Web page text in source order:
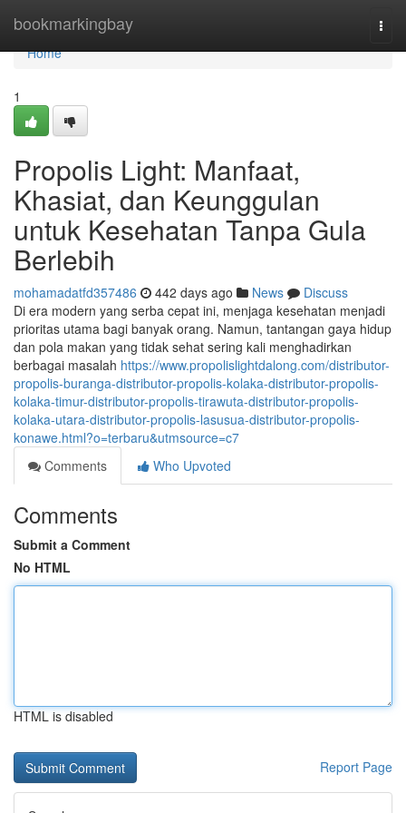
bookmarkingbay
Home
Home
1
Propolis Light: Manfaat,
Khasiat, dan Keunggulan
untuk Kesehatan Tanpa Gula
Berlebih
mohamadatfd357486 442 days ago News
Discuss
Di era modern yang serba cepat ini, menjaga kesehatan menjadi
prioritas utama bagi banyak orang. Namun, tantangan gaya hidup
dan pola makan yang tidak sehat sering kali menghadirkan
berbagai masalah https://www.propolislightdalong.com/distributor-
propolis-buranga-distributor-propolis-kolaka-distributor-propolis-
kolaka-timur-distributor-propolis-tirawuta-distributor-propolis-
kolaka-utara-distributor-propolis-lasusua-distributor-propolis-
konawe.html?o=terbaru&utmsource=c7
Comments
Who Upvoted
Comments
Submit a Comment
No HTML
HTML is disabled
Report Page